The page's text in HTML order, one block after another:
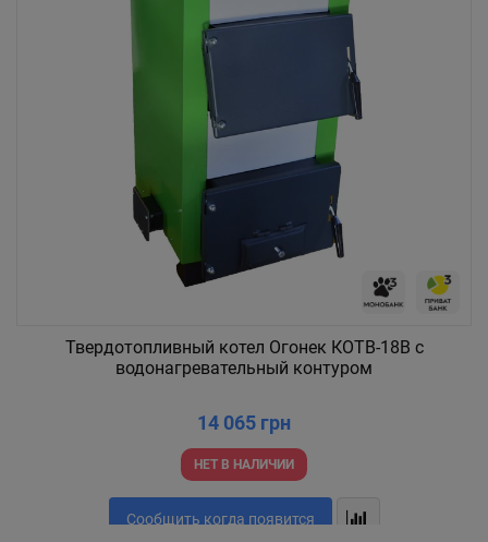
Твердотопливный котел Огонек КОТВ-18В c
водонагревательный контуром
14 065 грн
НЕТ В НАЛИЧИИ
Сообщить когда появится